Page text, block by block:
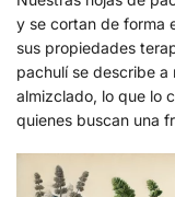
y se cortan de forma
sus propiedades
pachulí se describe
almizclado, lo que lo
quienes buscan una